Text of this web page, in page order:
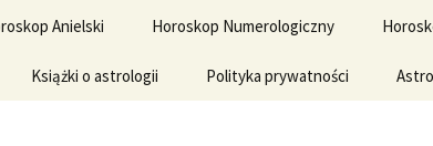
Anielski Horoskop Numerologiczny
Książki o astrologii Polityka prywatności